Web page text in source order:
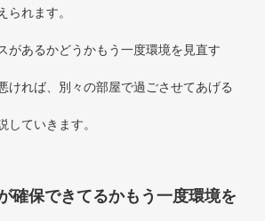
られます。
があるかどうかもう一度環境を見直す
ければ、別々の部屋で過ごさせてあげる
していきます。
確保できてるかもう一度環境を